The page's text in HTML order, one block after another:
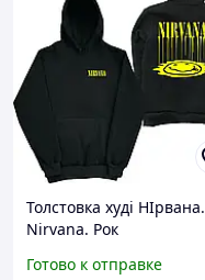
Толстовка худі НІрвана.
Nirvana. Рок
Готово к отправке